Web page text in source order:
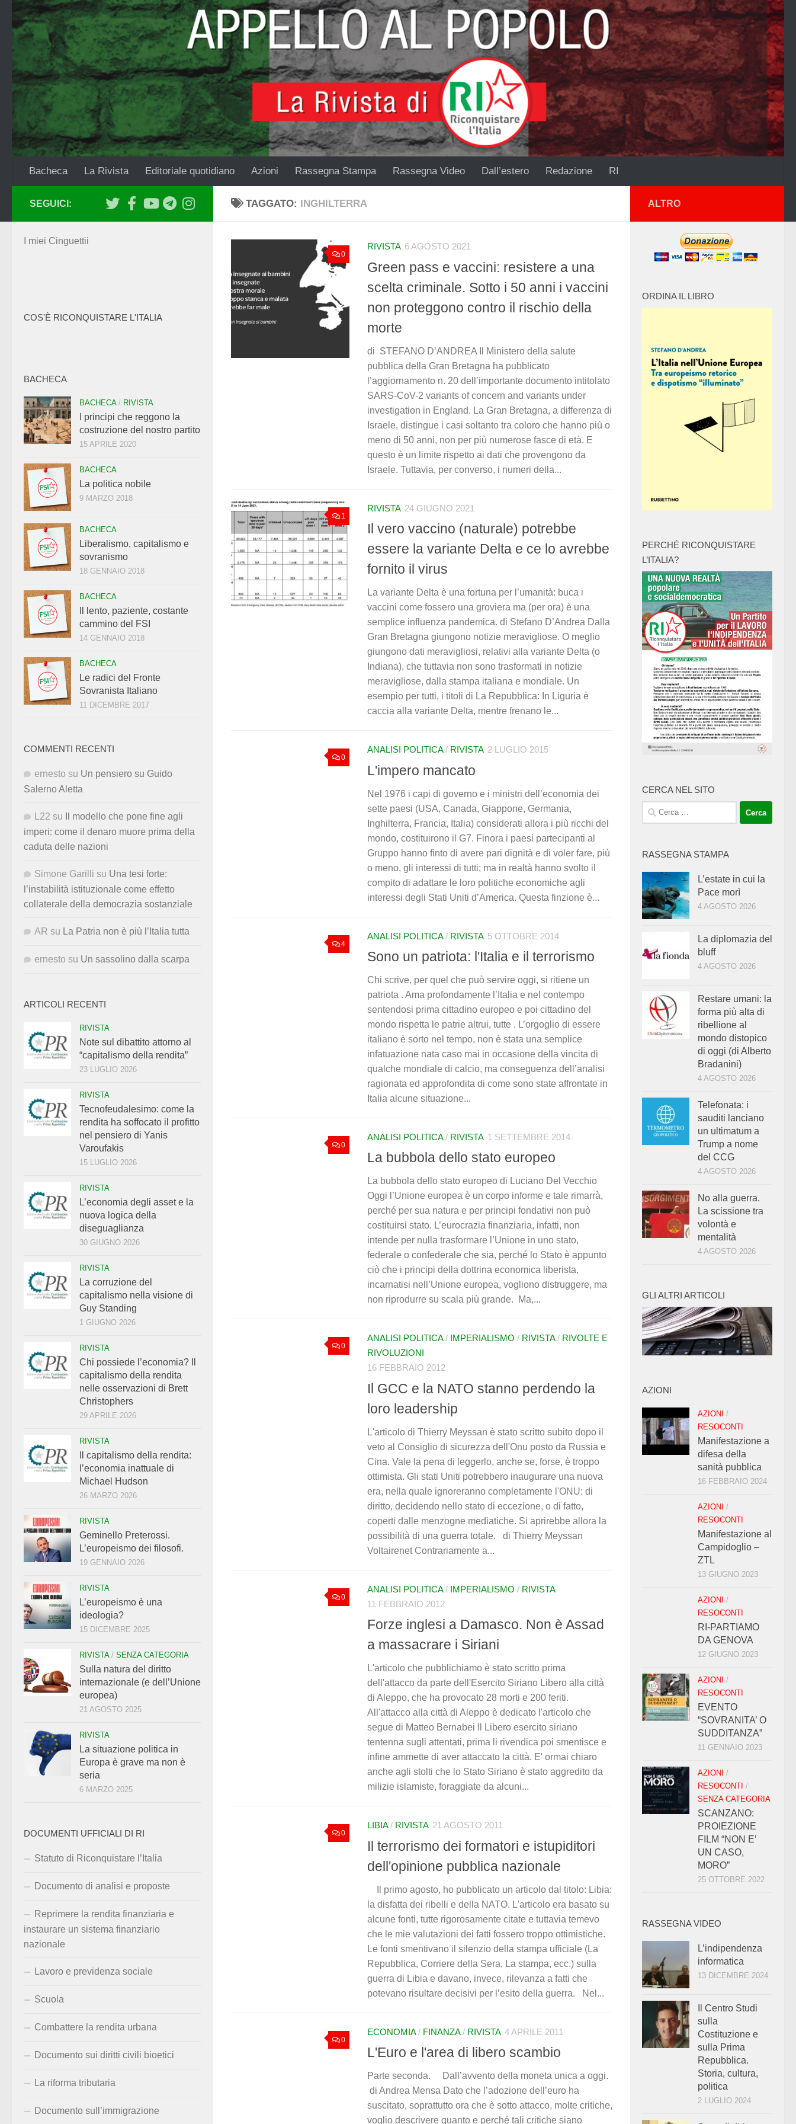
Salta al contenuto
Bacheca La Rivista Editoriale quotidiano Azioni Rassegna Stampa Rassegna Video Dall’estero Redazione RI
TAGGATO: INGHILTERRA
0
RIVISTA 6 AGOSTO 2021
Green pass e vaccini: resistere a una
scelta criminale. Sotto i 50 anni i vaccini
non proteggono contro il rischio della
morte
di STEFANO D’ANDREA Il Ministero della salute
pubblica della Gran Bretagna ha pubblicato
l’aggiornamento n. 20 dell’importante documento intitolato
SARS-CoV-2 variants of concern and variants under
investigation in England. La Gran Bretagna, a differenza di
Israele, distingue i casi soltanto tra coloro che hanno più o
meno di 50 anni, non per più numerose fasce di età. E
questo è un limite rispetto ai dati che provengono da
Israele. Tuttavia, per converso, i numeri della...
1
RIVISTA 24 GIUGNO 2021
Il vero vaccino (naturale) potrebbe
essere la variante Delta e ce lo avrebbe
fornito il virus
La variante Delta è una fortuna per l’umanità: buca i
vaccini come fossero una groviera ma (per ora) è una
semplice influenza pandemica. di Stefano D’Andrea Dalla
Gran Bretagna giungono notizie meravigliose. O meglio
giungono dati meravigliosi, relativi alla variante Delta (o
Indiana), che tuttavia non sono trasformati in notizie
meravigliose, dalla stampa italiana e mondiale. Un
esempio per tutti, i titoli di La Repubblica: In Liguria è
caccia alla variante Delta, mentre frenano le...
0
ANALISI POLITICA/ RIVISTA 2 LUGLIO 2015
L'impero mancato
Nel 1976 i capi di governo e i ministri dell’economia dei
sette paesi (USA, Canada, Giappone, Germania,
Inghilterra, Francia, Italia) considerati allora i più ricchi del
mondo, costituirono il G7. Finora i paesi partecipanti al
Gruppo hanno finto di avere pari dignità e di voler fare, più
o meno, gli interessi di tutti; ma in realtà hanno svolto il
compito di adattare le loro politiche economiche agli
interessi degli Stati Uniti d’America. Questa finzione è...
4
ANALISI POLITICA/ RIVISTA 5 OTTOBRE 2014
Sono un patriota: l'Italia e il terrorismo
Chi scrive, per quel che può servire oggi, si ritiene un
patriota . Ama profondamente l’Italia e nel contempo
sentendosi prima cittadino europeo e poi cittadino del
mondo rispetta le patrie altrui, tutte . L’orgoglio di essere
italiano è sorto nel tempo, non è stata una semplice
infatuazione nata caso mai in occasione della vincita di
qualche mondiale di calcio, ma conseguenza dell’analisi
ragionata ed approfondita di come sono state affrontate in
Italia alcune situazione...
0
ANALISI POLITICA/ RIVISTA 1 SETTEMBRE 2014
La bubbola dello stato europeo
La bubbola dello stato europeo di Luciano Del Vecchio
Oggi l’Unione europea è un corpo informe e tale rimarrà,
perché per sua natura e per principi fondativi non può
costituirsi stato. L’eurocrazia finanziaria, infatti, non
intende per nulla trasformare l’Unione in uno stato,
federale o confederale che sia, perché lo Stato è appunto
ciò che i principi della dottrina economica liberista,
incarnatisi nell’Unione europea, vogliono distruggere, ma
non riprodurre su scala più grande. Ma,...
0
ANALISI POLITICA/ IMPERIALISMO / RIVISTA/ RIVOLTE E
RIVOLUZIONI
16 FEBBRAIO 2012
Il GCC e la NATO stanno perdendo la
loro leadership
L'articolo di Thierry Meyssan è stato scritto subito dopo il
veto al Consiglio di sicurezza dell'Onu posto da Russia e
Cina. Vale la pena di leggerlo, anche se, forse, è troppo
ottimista. Gli stati Uniti potrebbero inaugurare una nuova
era, nella quale ignoreranno completamente l'ONU: di
diritto, decidendo nello stato di eccezione, o di fatto,
coperti dalle menzogne mediatiche. Si aprirebbe allora la
possibilità di una guerra totale. di Thierry Meyssan
Voltairenet Contrariamente a...
0
ANALISI POLITICA/ IMPERIALISMO / RIVISTA
11 FEBBRAIO 2012
Forze inglesi a Damasco. Non è Assad
a massacrare i Siriani
L'articolo che pubblichiamo è stato scritto prima
dell'attacco da parte dell'Esercito Siriano Libero alla città
di Aleppo, che ha provocato 28 morti e 200 feriti.
All'attacco alla città di Aleppo è dedicato l'articolo che
segue di Matteo Bernabei Il Libero esercito siriano
tentenna sugli attentati, prima li rivendica poi smentisce e
infine ammette di aver attaccato la città. E' ormai chiaro
anche agli stolti che lo Stato Siriano è stato aggredito da
milizie islamiste, foraggiate da alcuni...
0
LIBIA/ RIVISTA 21 AGOSTO 2011
Il terrorismo dei formatori e istupiditori
dell'opinione pubblica nazionale
Il primo agosto, ho pubblicato un articolo dal titolo: Libia:
la disfatta dei ribelli e della NATO. L'articolo era basato su
alcune fonti, tutte rigorosamente citate e tuttavia temevo
che le mie valutazioni dei fatti fossero troppo ottimistiche.
Le fonti smentivano il silenzio della stampa ufficiale (La
Repubblica, Corriere della Sera, La stampa, ecc.) sulla
guerra di Libia e davano, invece, rilevanza a fatti che
potevano risultare decisivi per l’esito della guerra. Nel...
0
ECONOMIA/ FINANZA/ RIVISTA 4 APRILE 2011
L'Euro e l'area di libero scambio
Parte seconda. Dall’avvento della moneta unica a oggi.
di Andrea Mensa Dato che l’adozione dell’euro ha
suscitato, soprattutto ora che è sotto attacco, molte critiche,
voglio descrivere quanto e perché tali critiche siano
SEGUICI:
I miei Cinguettii
COS'È RICONQUISTARE L'ITALIA
BACHECA
BACHECA/ RIVISTA
I principi che reggono la
costruzione del nostro partito
15 APRILE 2020
BACHECA
La politica nobile
9 MARZO 2018
BACHECA
Liberalismo, capitalismo e
sovranismo
18 GENNAIO 2018
BACHECA
Il lento, paziente, costante
cammino del FSI
14 GENNAIO 2018
BACHECA
Le radici del Fronte
Sovranista Italiano
11 DICEMBRE 2017
COMMENTI RECENTI
ernesto su Un pensiero su Guido
Salerno Aletta
L22 su
Il modello che pone fine agli
imperi: come il denaro muore prima della
caduta delle nazioni
Simone Garilli su Una tesi forte:
l’instabilità istituzionale come effetto
collaterale della democrazia sostanziale
AR su La Patria non è più l’Italia tutta
ernesto su Un sassolino dalla scarpa
ARTICOLI RECENTI
RIVISTA
Note sul dibattito attorno al
“capitalismo della rendita”
23 LUGLIO 2026
RIVISTA
Tecnofeudalesimo: come la
rendita ha soffocato il profitto
nel pensiero di Yanis
Varoufakis
15 LUGLIO 2026
RIVISTA
L’economia degli asset e la
nuova logica della
diseguaglianza
30 GIUGNO 2026
RIVISTA
La corruzione del
capitalismo nella visione di
Guy Standing
1 GIUGNO 2026
RIVISTA
Chi possiede l’economia? Il
capitalismo della rendita
nelle osservazioni di Brett
Christophers
29 APRILE 2026
RIVISTA
Il capitalismo della rendita:
l’economia inattuale di
Michael Hudson
26 MARZO 2026
RIVISTA
Geminello Preterossi.
L’europeismo dei filosofi.
19 GENNAIO 2026
RIVISTA
L’europeismo è una
ideologia?
15 DICEMBRE 2025
RIVISTA/ SENZA CATEGORIA
Sulla natura del diritto
internazionale (e dell’Unione
europea)
21 AGOSTO 2025
RIVISTA
La situazione politica in
Europa è grave ma non è
seria
6 MARZO 2025
DOCUMENTI UFFICIALI DI RI
Statuto di Riconquistare l’Italia
Documento di analisi e proposte
Reprimere la rendita finanziaria e
instaurare un sistema finanziario
nazionale
Lavoro e previdenza sociale
Scuola
Combattere la rendita urbana
Documento sui diritti civili bioetici
La riforma tributaria
Documento sull’immigrazione
ALTRO
ORDINA IL LIBRO
PERCHÉ RICONQUISTARE
L’ITALIA?
CERCA NEL SITO
Ricerca
per:
RASSEGNA STAMPA
L’estate in cui la
Pace morì
4 AGOSTO 2026
La diplomazia del
bluff
4 AGOSTO 2026
Restare umani: la
forma più alta di
ribellione al
mondo distopico
di oggi (di Alberto
Bradanini)
4 AGOSTO 2026
Telefonata: i
sauditi lanciano
un ultimatum a
Trump a nome
del CCG
4 AGOSTO 2026
No alla guerra.
La scissione tra
volontà e
mentalità
4 AGOSTO 2026
GLI ALTRI ARTICOLI
AZIONI
AZIONI /
RESOCONTI
Manifestazione a
difesa della
sanità pubblica
16 FEBBRAIO 2024
AZIONI /
RESOCONTI
Manifestazione al
Campidoglio –
ZTL
13 GIUGNO 2023
AZIONI /
RESOCONTI
RI-PARTIAMO
DA GENOVA
12 GIUGNO 2023
AZIONI /
RESOCONTI
EVENTO
“SOVRANITA’ O
SUDDITANZA”
11 GENNAIO 2023
AZIONI /
RESOCONTI /
SENZA CATEGORIA
SCANZANO:
PROIEZIONE
FILM “NON E’
UN CASO,
MORO”
25 OTTOBRE 2022
RASSEGNA VIDEO
L’indipendenza
informatica
13 DICEMBRE 2024
Il Centro Studi
sulla
Costituzione e
sulla Prima
Repubblica.
Storia, cultura,
politica
2 LUGLIO 2024